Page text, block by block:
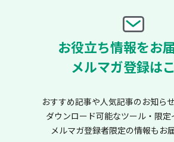
お役立ち情報をお
メルマガ登録は
おすすめ記事や人気記事のお知ら
ダウンロード可能なツール・限
メルマガ登録者限定の情報もお